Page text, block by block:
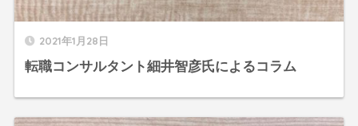
2021年1月28日
転職コンサルタント細井智彦氏によるコラム